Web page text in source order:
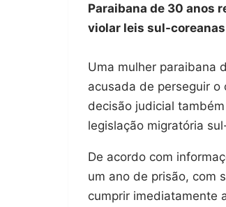
Paraibana de 30 anos
violar leis sul-
Uma mulher paraibana
acusada de perseguir o
decisão judicial
legislação migratória
De acordo com
um ano de prisão, com
cumprir imediatamente